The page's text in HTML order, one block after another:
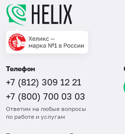
Телефон
+7 (812) 309 12 21
+7 (800) 700 03 03
Ответим на любые вопросы
по работе и услугам